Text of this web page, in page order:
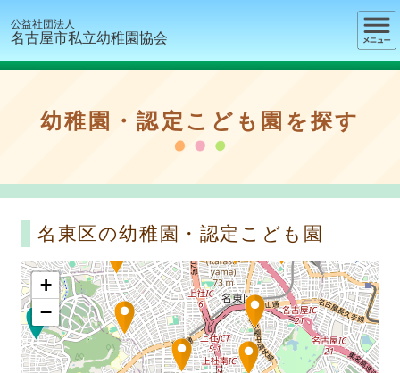
公益社団法人
名古屋市私立幼稚園協会
幼稚園・認定こども園を探す
名東区の幼稚園・認定こども園
+
−